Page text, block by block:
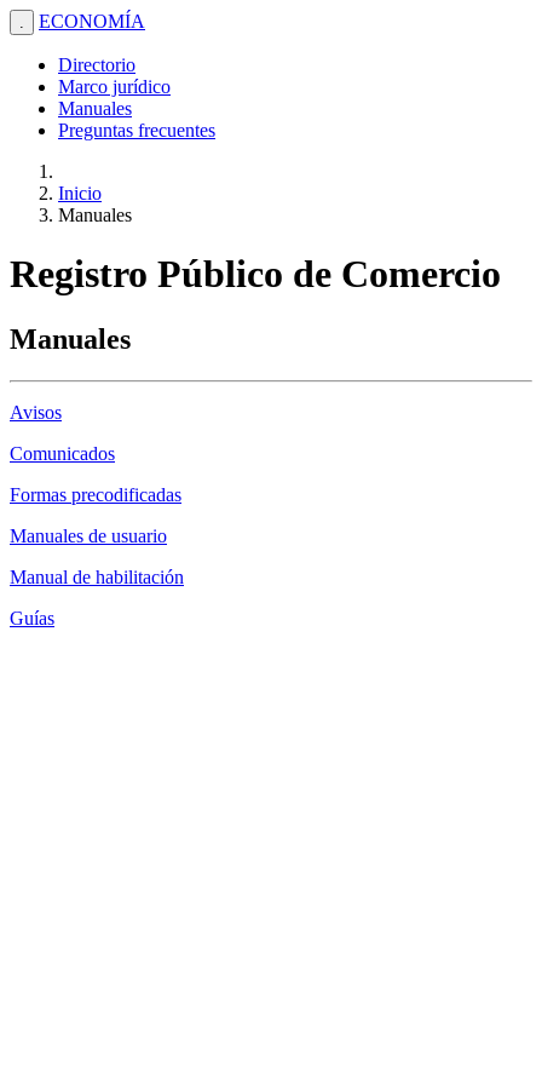
. ECONOMÍA
Directorio
Marco jurídico
Manuales
Preguntas frecuentes
Inicio
Manuales
Registro Público de Comercio
Manuales
Avisos
Comunicados
Formas precodificadas
Manuales de usuario
Manual de habilitación
Guías